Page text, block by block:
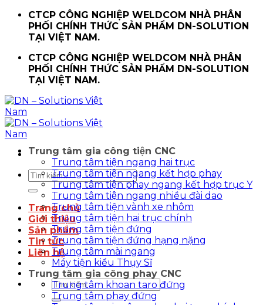
ChuyểnCTCP CÔNG NGHIỆP WELDCOM NHÀ PHÂN
PHỐI CHÍNH THỨC SẢN PHẨM DN-SOLUTION
TẠI VIỆT NAM.
CTCP CÔNG NGHIỆP WELDCOM NHÀ PHÂN
PHỐI CHÍNH THỨC SẢN PHẨM DN-SOLUTION
TẠI VIỆT NAM.
Tìm
kiếm:
Trang chủ
Giới thiệu
Sản phẩm
Tin tức
Liên hệ
Tìm
kiếm:
Trung tâm gia công tiện CNC
Trung tâm tiện ngang hai trục
Trung tâm tiện ngang kết hợp phay
Trung tâm tiện phay ngang kết hợp trục Y
Trung tâm tiện ngang nhiều đài dao
Trung tâm tiện vành xe nhôm
Trung tâm tiện hai trục chính
Trung tâm tiện đứng
Trung tâm tiện đứng hạng nặng
Trung tâm mài ngang
Máy tiện kiểu Thụy Sĩ
Trung tâm gia công phay CNC
Trung tâm khoan taro đứng
Trung tâm phay đứng